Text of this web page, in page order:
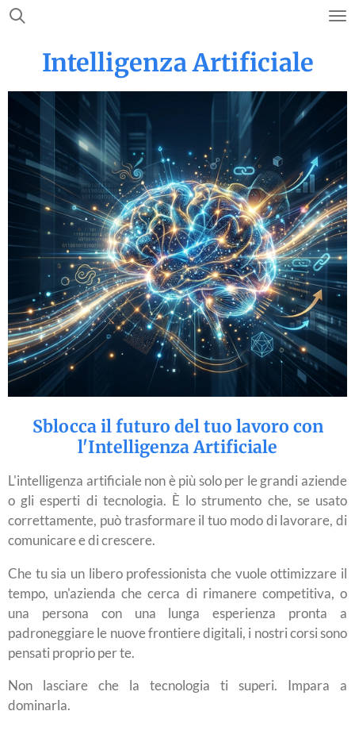
Vai
contenuto
principaleIntelligenza Artificiale
Sblocca il futuro del tuo lavoro con
l'Intelligenza Artificiale
L'intelligenza artificiale non è più solo per le grandi aziende
o gli esperti di tecnologia. È lo strumento che, se usato
correttamente, può trasformare il tuo modo di lavorare, di
comunicare e di crescere.
Che tu sia un libero professionista che vuole ottimizzare il
tempo, un'azienda che cerca di rimanere competitiva, o
una persona con una lunga esperienza pronta a
padroneggiare le nuove frontiere digitali, i nostri corsi sono
pensati proprio per te.
Non lasciare che la tecnologia ti superi. Impara a
dominarla.